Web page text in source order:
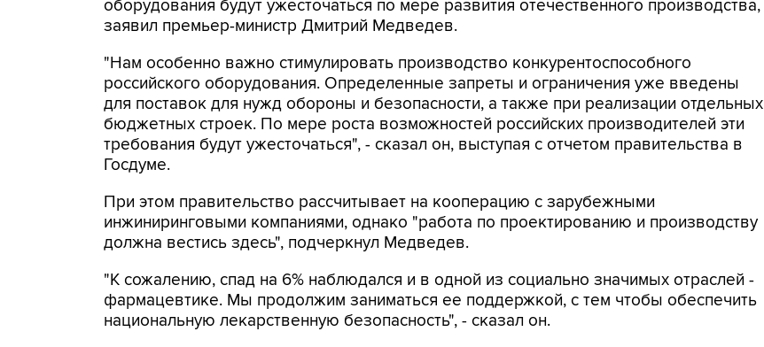
оборудования будут ужесточаться по мере развития отечественного производства,
заявил премьер-министр Дмитрий Медведев.
"Нам особенно важно стимулировать производство конкурентоспособного
российского оборудования. Определенные запреты и ограничения уже введены
для поставок для нужд обороны и безопасности, а также при реализации отдельных
бюджетных строек. По мере роста возможностей российских производителей эти
требования будут ужесточаться", - сказал он, выступая с отчетом правительства в
Госдуме.
При этом правительство рассчитывает на кооперацию с зарубежными
инжиниринговыми компаниями, однако "работа по проектированию и производству
должна вестись здесь", подчеркнул Медведев.
"К сожалению, спад на 6% наблюдался и в одной из социально значимых отраслей -
фармацевтике. Мы продолжим заниматься ее поддержкой, с тем чтобы обеспечить
национальную лекарственную безопасность", - сказал он.